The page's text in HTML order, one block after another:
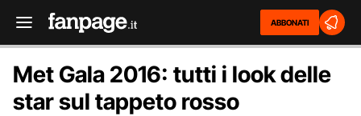
ABBONATI
Met Gala 2016: tutti i look delle
star sul tappeto rosso